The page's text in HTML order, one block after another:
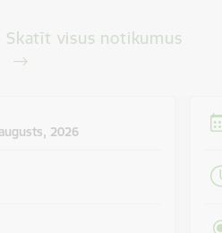
Skatīt visus notikumus
2026